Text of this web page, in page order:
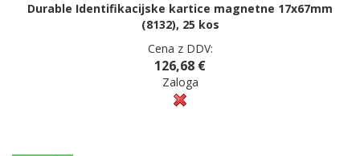
Durable Identifikacijske kartice magnetne 17x67mm
(8132), 25 kos
Cena z DDV:
126,68 €
Zaloga